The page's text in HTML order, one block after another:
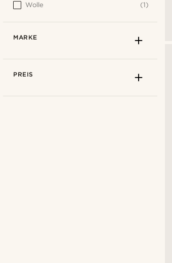
Wolle
(1)
MARKE
PREIS